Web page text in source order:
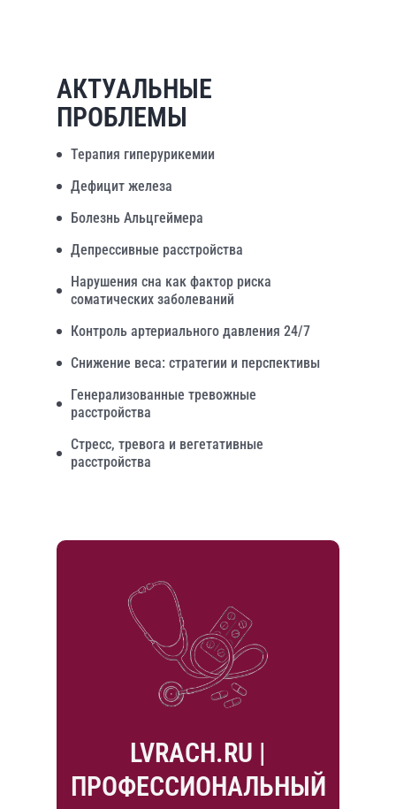
АКТУАЛЬНЫЕ
ПРОБЛЕМЫ
Терапия гиперурикемии
Дефицит железа
Болезнь Альцгеймера
Депрессивные расстройства
Нарушения сна как фактор риска
соматических заболеваний
Контроль артериального давления 24/7
Снижение веса: стратегии и перспективы
Генерализованные тревожные
расстройства
Стресс, тревога и вегетативные
расстройства
LVRACH.RU |
ПРОФЕССИОНАЛЬНЫЙ